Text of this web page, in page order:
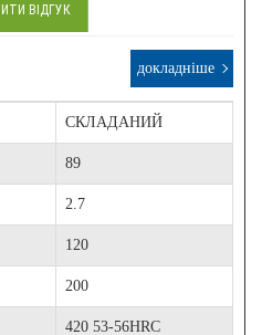
ВІДГУК
докладніше
СКЛАДАНИЙ
89
2.7
120
200
420 53-56HRC